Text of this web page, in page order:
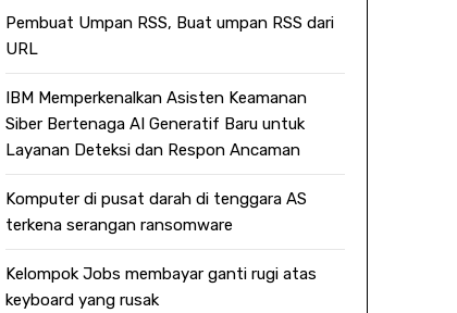
Pembuat Umpan RSS, Buat umpan RSS dari
URL
IBM Memperkenalkan Asisten Keamanan
Siber Bertenaga AI Generatif Baru untuk
Layanan Deteksi dan Respon Ancaman
Komputer di pusat darah di tenggara AS
terkena serangan ransomware
Kelompok Jobs membayar ganti rugi atas
keyboard yang rusak